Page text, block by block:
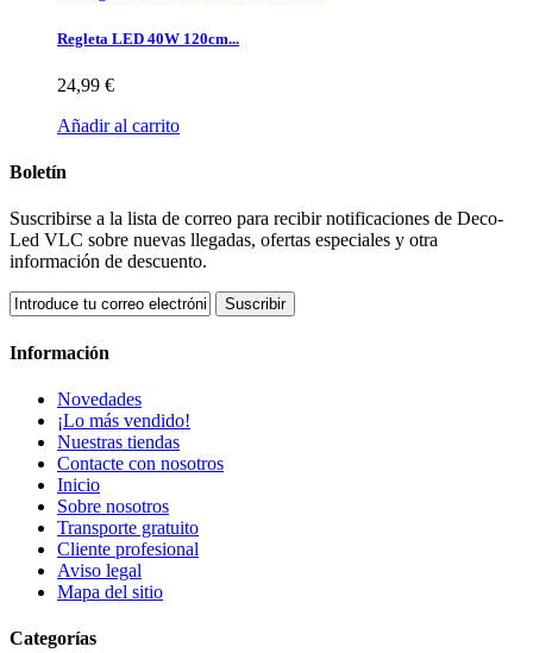
Regleta LED 40W 120cm...
24,99 €
Añadir al carrito
Boletín
Suscribirse a la lista de correo para recibir notificaciones de Deco-
Led VLC sobre nuevas llegadas, ofertas especiales y otra
información de descuento.
Suscribir
Información
Novedades
¡Lo más vendido!
Nuestras tiendas
Contacte con nosotros
Inicio
Sobre nosotros
Transporte gratuito
Cliente profesional
Aviso legal
Mapa del sitio
Categorías